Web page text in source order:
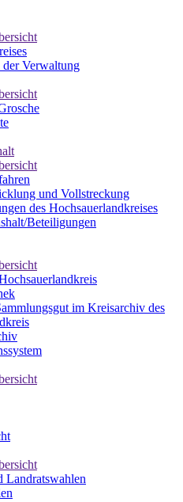
Verwaltung
und Vollstreckung
des Hochsauerlandkreises
Beteiligungen
im Kreisarchiv des
Landratswahlen